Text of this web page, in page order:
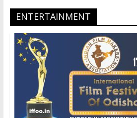
ENTERTAINMENT